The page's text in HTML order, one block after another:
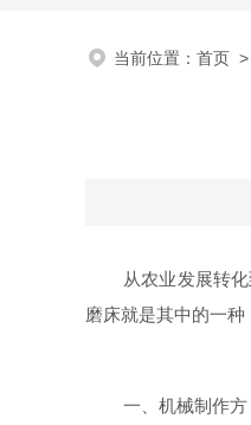
当前位置： 首页 >
从农业发展转
磨床就是其中的一种
一、机械制作方